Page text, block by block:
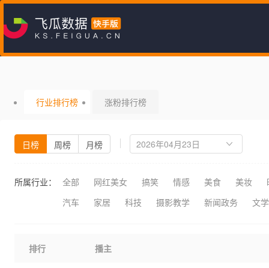
行业排行榜 涨粉排行榜
日榜 周榜 月榜
所属行业： 全部 网红美女 搞笑 情感 美食 美妆
汽车
家居 科技 摄影教学 新闻政务 文
排行 播主